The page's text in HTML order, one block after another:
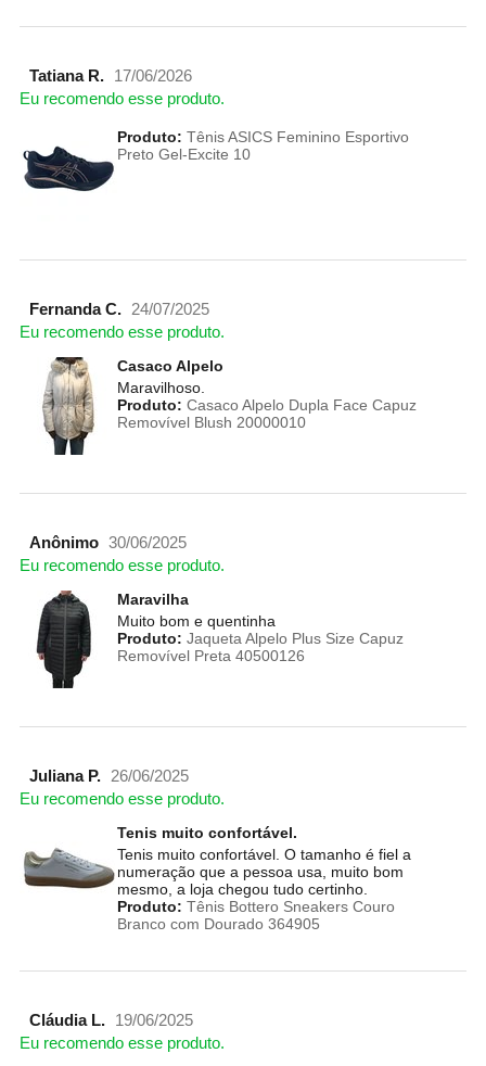
Tatiana R.
17/06/2026
Eu recomendo esse produto.
Produto: Tênis ASICS Feminino Esportivo
Preto Gel-Excite 10
Fernanda C.
24/07/2025
Eu recomendo esse produto.
Casaco Alpelo
Maravilhoso.
Produto: Casaco Alpelo Dupla Face Capuz
Removível Blush 20000010
Anônimo 30/06/2025
Eu recomendo esse produto.
Maravilha
Muito bom e quentinha
Produto: Jaqueta Alpelo Plus Size Capuz
Removível Preta 40500126
Juliana P.
26/06/2025
Eu recomendo esse produto.
Tenis muito confortável.
Tenis muito confortável. O tamanho é fiel a
numeração que a pessoa usa, muito bom
mesmo, a loja chegou tudo certinho.
Produto: Tênis Bottero Sneakers Couro
Branco com Dourado 364905
Cláudia L.
19/06/2025
Eu recomendo esse produto.